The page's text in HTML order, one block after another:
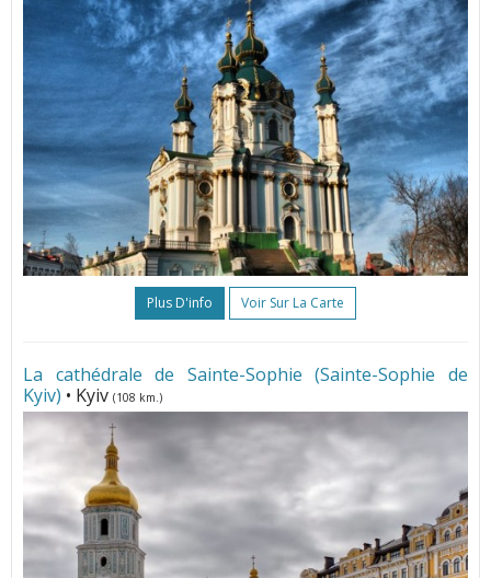
Plus D'info Voir Sur La Carte
La cathédrale de Sainte-Sophie (Sainte-Sophie de
Kyiv) • Kyiv (108 km.)